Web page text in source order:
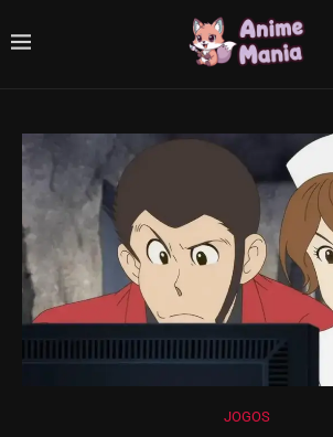
JOGOS